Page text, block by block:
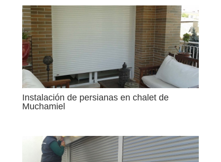
Instalación de persianas en chalet de
Muchamiel